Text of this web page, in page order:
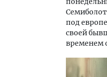
под
своей
временем